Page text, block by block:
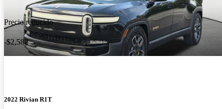
Precio reducido
-$2,582
2022 Rivian R1T